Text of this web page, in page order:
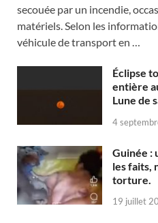
secouée par un incendie,
matériels. Selon les
véhicule de transport en …
Éclipse
entière
Lune de
4
Guinée :
les faits,
torture.
19 juillet